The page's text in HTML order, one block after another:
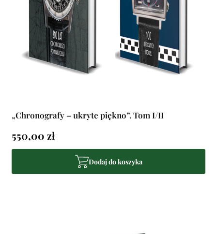
„Chronografy – ukryte piękno”. Tom I/II
550,00 zł
Dodaj do koszyka